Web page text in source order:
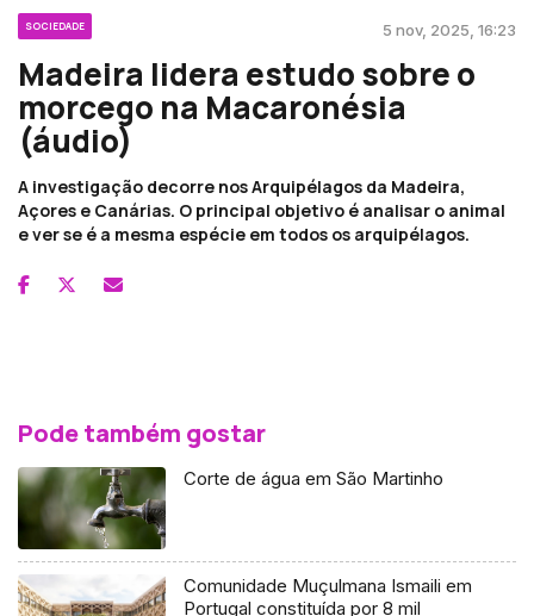
SOCIEDADE 5 nov, 2025, 16:23
Madeira lidera estudo sobre o
morcego na Macaronésia
(áudio)
A investigação decorre nos Arquipélagos da Madeira,
Açores e Canárias. O principal objetivo é analisar o animal
e ver se é a mesma espécie em todos os arquipélagos.
Pode também gostar
Corte de água em São Martinho
Comunidade Muçulmana Ismaili em
Portugal constituída por 8 mil